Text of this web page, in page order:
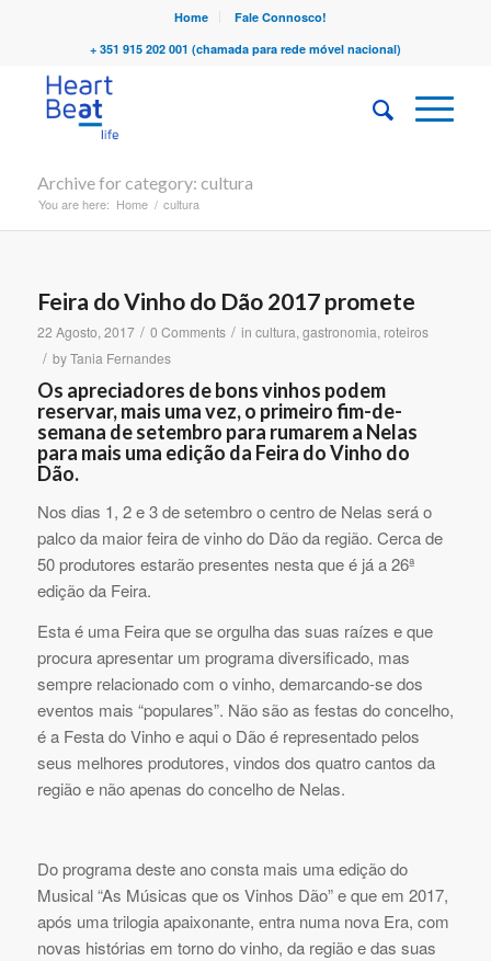
Home
Fale Connosco!
+ 351 915 202 001 (chamada para rede móvel nacional)
Archive for category: cultura
You are here: Home / cultura
Feira do Vinho do Dão 2017 promete
22 Agosto, 2017 / 0 Comments / in cultura, gastronomia, roteiros
/ byTania Fernandes
Os apreciadores de bons vinhos podem
reservar, mais uma vez, o primeiro fim-de-
semana de setembro para rumarem a Nelas
para mais uma edição da Feira do Vinho do
Dão.
Nos dias 1, 2 e 3 de setembro o centro de Nelas será o
palco da maior feira de vinho do Dão da região. Cerca de
50 produtores estarão presentes nesta que é já a 26ª
edição da Feira.
Esta é uma Feira que se orgulha das suas raízes e que
procura apresentar um programa diversificado, mas
sempre relacionado com o vinho, demarcando-se dos
eventos mais “populares”. Não são as festas do concelho,
é a Festa do Vinho e aqui o Dão é representado pelos
seus melhores produtores, vindos dos quatro cantos da
região e não apenas do concelho de Nelas.
Do programa deste ano consta mais uma edição do
Musical “As Músicas que os Vinhos Dão” e que em 2017,
após uma trilogia apaixonante, entra numa nova Era, com
novas histórias em torno do vinho, da região e das suas